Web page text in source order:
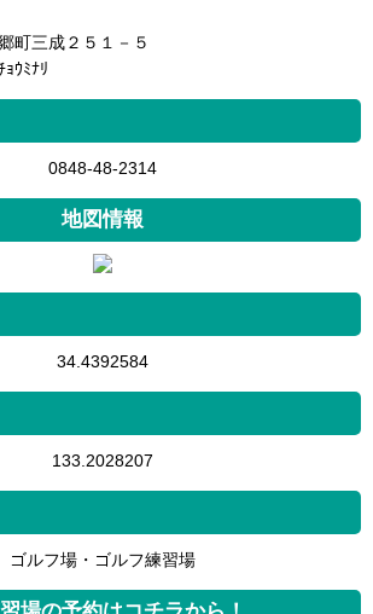
町三成２５１－５
ｮｳﾐﾅﾘ
0848-48-2314
地図情報
34.4392584
133.2028207
ゴルフ場・ゴルフ練習場